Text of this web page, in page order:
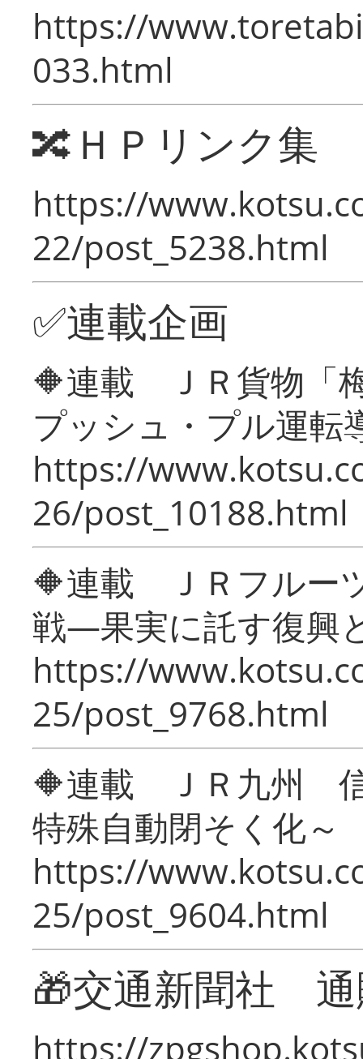
https://
033.html
🔀ＨＰリンク集
https://
22/post_5238.html
✅連載企画
🔶連載 ＪＲ貨物「
プッシュ・プル運転
https://
26/post_10188.html
🔶連載 ＪＲフルー
戦―果実に託す復興
https://
25/post_9768.html
🔶連載 ＪＲ九州 信
特殊自動閉そく化～
https://
25/post_9604.html
🎁交通新聞社
https://